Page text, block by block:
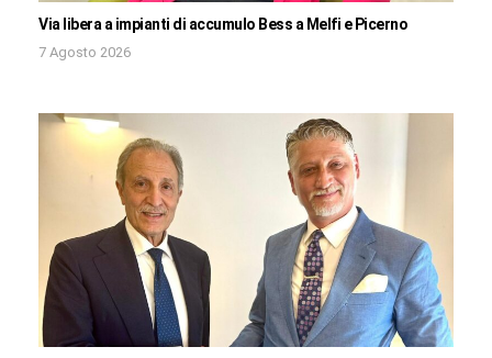
Via libera a impianti di accumulo Bess a Melfi e Picerno
7 Agosto 2026